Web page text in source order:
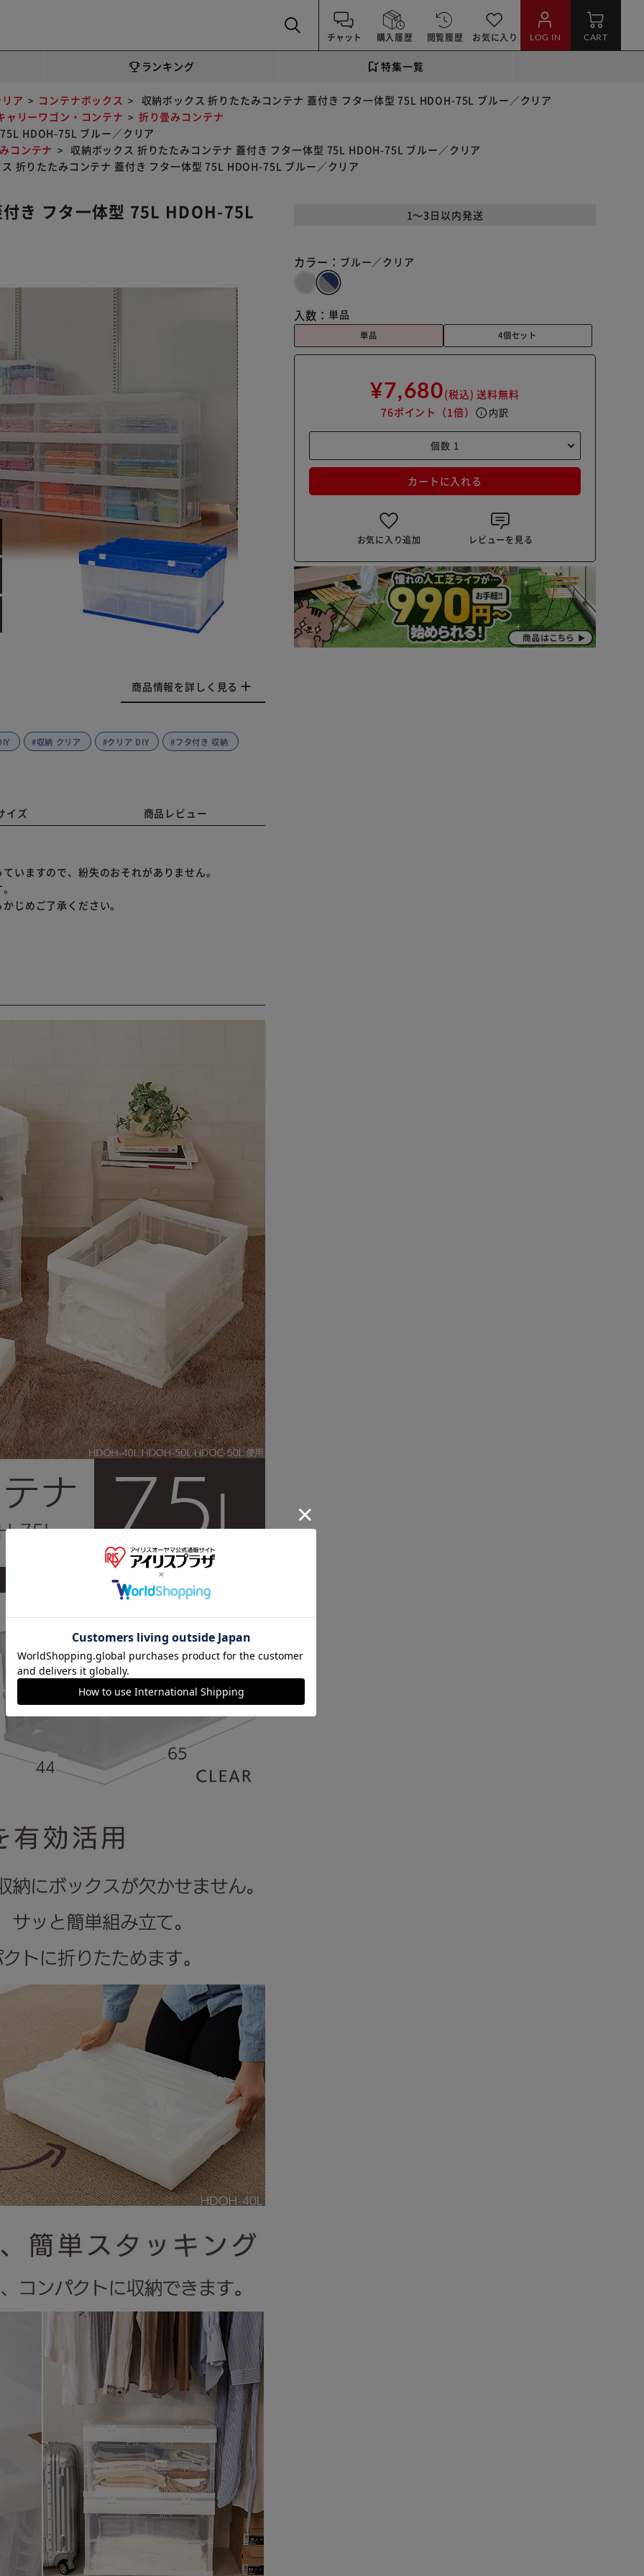
チャット 購入履歴 閲覧履歴 お気に入り LOG IN CART
ランキング 特集一覧
ア コンテナボックス
収納ボックス 折りたたみコンテナ 蓋付き フタ一体型 75L HDOH-75L ブルー／クリア
ャリーワゴン・コンテナ
折り畳みコンテナ
HDOH-75L ブルー／クリア
コンテナ
収納ボックス 折りたたみコンテナ 蓋付き フタ一体型 75L HDOH-75L ブルー／クリア
折りたたみコンテナ 蓋付き フタ一体型 75L HDOH-75L ブルー／クリア
き フタ一体型 75L HDOH-75L
商品情報を詳しく見る
#収納 クリア #クリア DIY #フタ付き 収納
1～3日以内発送
カラー： ブルー／クリア
入数： 単品
単品 4個セット
¥7,680(税込) 送料無料
76ポイント （1倍） info 内訳
カートに入れる
お気に入り追加 レビューを見る
イズ 商品レビュー
いますので、紛失のおそれがありません。
じめご了承ください。
※ご確認ください